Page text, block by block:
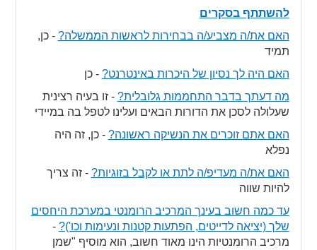
להשתתף בסקרים
האם את/ה מצביע/ה בבחירות לראשות הממשלה? -כן,
תמיד
האם היה לך נסיון של היכרות באינטרנט? -כן
מה דעתך בדבר התחממות גלובלית? -זו בעיה רצינית
שעלולה לסכן את הדורות הבאים ועלינו לטפל בה במיידי
האם אתם זוכרים את הנשיקה ראשונה? -כן, זה היה
נפלא
האם את/ה מעדיפ/ה לתת או לקבל בזוגיות? -זה צריך
להיות שווה
עד כמה חשוב בעינך המרכיב הרומנטי במערכת היחסים
שלך (יציאה לדייטים, הפתעות קטנות ונעימות וכו')? -
מרכיב הרומנטיות הינו מאוד חשוב, הוא מוסיף "שמן